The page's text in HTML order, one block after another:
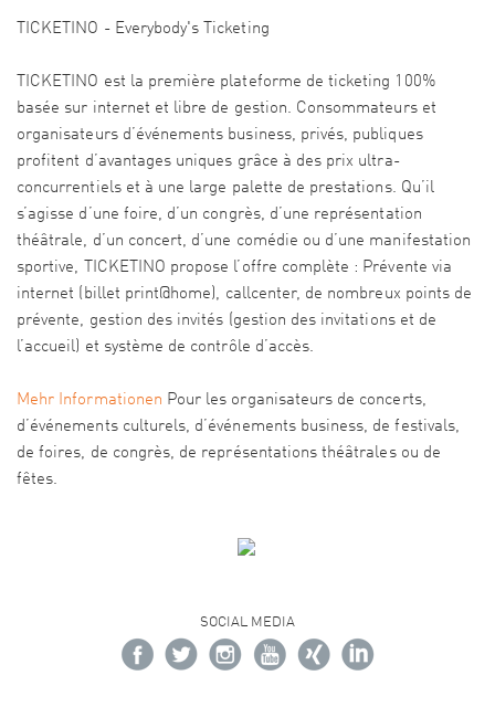
TICKETINO - Everybody's Ticketing
TICKETINO est la première plateforme de ticketing 100%
basée sur internet et libre de gestion. Consommateurs et
organisateurs d’événements business, privés, publiques
profitent d’avantages uniques grâce à des prix ultra-
concurrentiels et à une large palette de prestations. Qu’il
s’agisse d’une foire, d’un congrès, d’une représentation
théâtrale, d’un concert, d’une comédie ou d’une manifestation
sportive, TICKETINO propose l’offre complète : Prévente via
internet (billet print@home), callcenter, de nombreux points de
prévente, gestion des invités (gestion des invitations et de
l’accueil) et système de contrôle d’accès.
Mehr Informationen Pour les organisateurs de concerts,
d’événements culturels, d’événements business, de festivals,
de foires, de congrès, de représentations théâtrales ou de
fêtes.
SOCIAL MEDIA